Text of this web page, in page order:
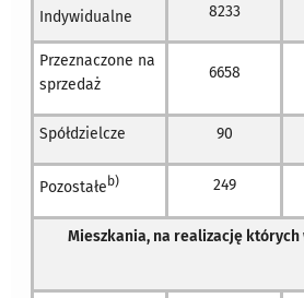
Indywidualne 8233
Przeznaczone na
sprzedaż
6658
Spółdzielcze 90
Pozostałeb) 249
Mieszkania, na realizację